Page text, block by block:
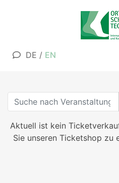
DE / EN
Aktuell ist kein
Sie unseren Ticketshop zu